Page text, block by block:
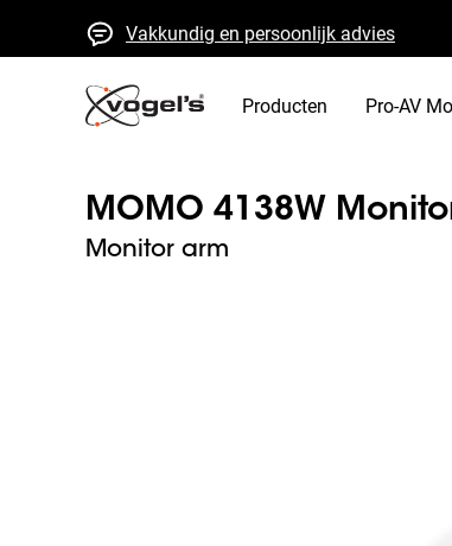
Vakkundig en persoonlijk advies
Snelle offertes en levering
Hoge kwaliteit gegarandeerd
Producten Pro-AV
MOMO 4138W
Monitor arm